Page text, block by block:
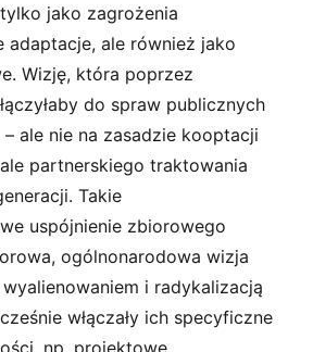
jako zagrożenia
adaptacje, ale również jako
Wizję, która poprzez
do spraw publicznych
– ale nie na zasadzie kooptacji
partnerskiego traktowania
Takie
uspójnienie zbiorowego
ogólnonarodowa wizja
i radykalizacją
włączały ich specyficzne
np. projektowe.